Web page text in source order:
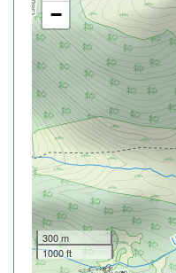
−
300 m
1000 ft